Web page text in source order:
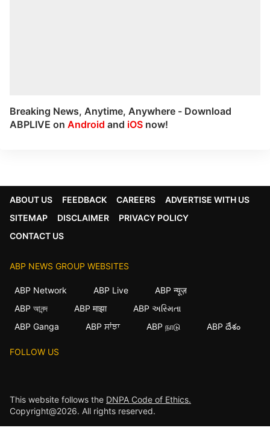
Breaking News, Anytime, Anywhere - Download
ABPLIVE on Android and iOS now!
ABOUT US FEEDBACK CAREERS
ADVERTISE WITH US
SITEMAP
DISCLAIMER
PRIVACY POLICY
CONTACT US
ABP NEWS GROUP WEBSITES
ABP Network ABP Live
ABP न्यूज़
ABP আনন্দ
ABP माझा
ABP અસ્મિતા
ABP Ganga
ABP ਸਾਂਝਾ ABP நாடு ABP దేశం
FOLLOW US
This website follows the DNPA Code of Ethics.
Copyright@2026. All rights reserved.